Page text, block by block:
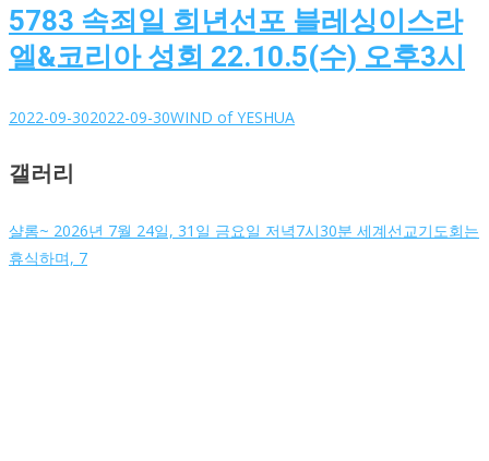
5783 속죄일 희년선포 블레싱이스라
엘&코리아 성회 22.10.5(수) 오후3시
2022-09-302022-09-30WIND of YESHUA
갤러리
샬롬~ 2026년 7월 24일, 31일 금요일 저녁7시30분 세계선교기도회는
휴식하며, 7